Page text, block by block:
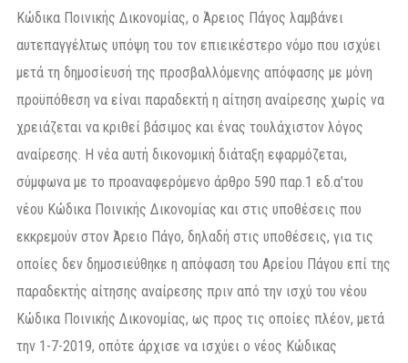
Κώδικα Ποινικής Δικονομίας, ο Άρειος Πάγος λαμβάνει
αυτεπαγγέλτως υπόψη του τον επιεικέστερο νόμο που ισχύει
μετά τη δημοσίευσή της προσβαλλόμενης απόφασης με μόνη
προϋπόθεση να είναι παραδεκτή η αίτηση αναίρεσης χωρίς να
χρειάζεται να κριθεί βάσιμος και ένας τουλάχιστον λόγος
αναίρεσης. Η νέα αυτή δικονομική διάταξη εφαρμόζεται,
σύμφωνα με το προαναφερόμενο άρθρο 590 παρ.1 εδ.α’του
νέου Κώδικα Ποινικής Δικονομίας και στις υποθέσεις που
εκκρεμούν στον Άρειο Πάγο, δηλαδή στις υποθέσεις, για τις
οποίες δεν δημοσιεύθηκε η απόφαση του Αρείου Πάγου επί της
παραδεκτής αίτησης αναίρεσης πριν από την ισχύ του νέου
Κώδικα Ποινικής Δικονομίας, ως προς τις οποίες πλέον, μετά
την 1-7-2019, οπότε άρχισε να ισχύει ο νέος Κώδικας